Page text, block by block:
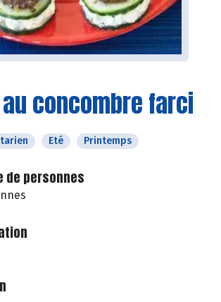
concombre farci
Eté Printemps
de personnes